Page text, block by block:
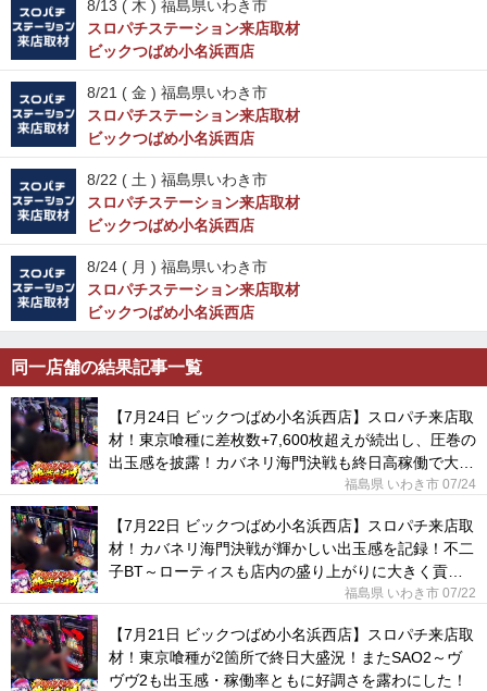
8/13 ( 木 ) 福島県いわき市
スロパチステーション来店取材
ビックつばめ小名浜西店
8/21 ( 金 ) 福島県いわき市
スロパチステーション来店取材
ビックつばめ小名浜西店
8/22 ( 土 ) 福島県いわき市
スロパチステーション来店取材
ビックつばめ小名浜西店
8/24 ( 月 ) 福島県いわき市
スロパチステーション来店取材
ビックつばめ小名浜西店
同一店舗の結果記事一覧
【7月24日 ビックつばめ小名浜西店】スロパチ来店取
材！東京喰種に差枚数+7,600枚超えが続出し、圧巻の
出玉感を披露！カバネリ海門決戦も終日高稼働で大盛
福島県 いわき市 07/24
【7月22日 ビックつばめ小名浜西店】スロパチ来店取
材！カバネリ海門決戦が輝かしい出玉感を記録！不二
子BT～ローティスも店内の盛り上がりに大きく貢献
福島県 いわき市 07/22
【7月21日 ビックつばめ小名浜西店】スロパチ来店取
材！東京喰種が2箇所で終日大盛況！またSAO2～ヴ
ヴヴ2も出玉感・稼働率ともに好調さを露わにした！